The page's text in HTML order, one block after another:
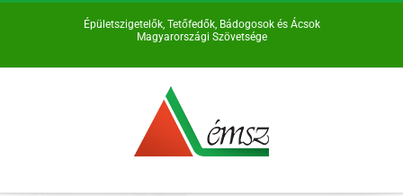
Épületszigetelők, Tetőfedők, Bádogosok és Ácsok
Magyarországi Szövetsége